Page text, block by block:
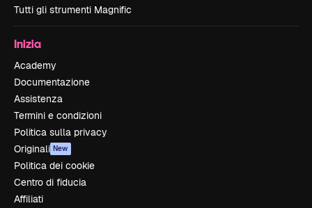
Tutti gli strumenti Magnific
Inizia
Academy
Documentazione
Assistenza
Termini e condizioni
Politica sulla privacy
Originali New
Politica dei cookie
Centro di fiducia
Affiliati